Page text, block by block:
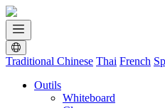
Traditional Chinese Thai French
Outils
Whiteboard